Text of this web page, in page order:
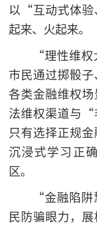
以“互动式体
起来、火起来。
“理性维
市民通过掷骰
各类金融维权
法维权渠道与“
只有选择正规金
沉浸式学习正
区。
“金融陷
民防骗眼力，